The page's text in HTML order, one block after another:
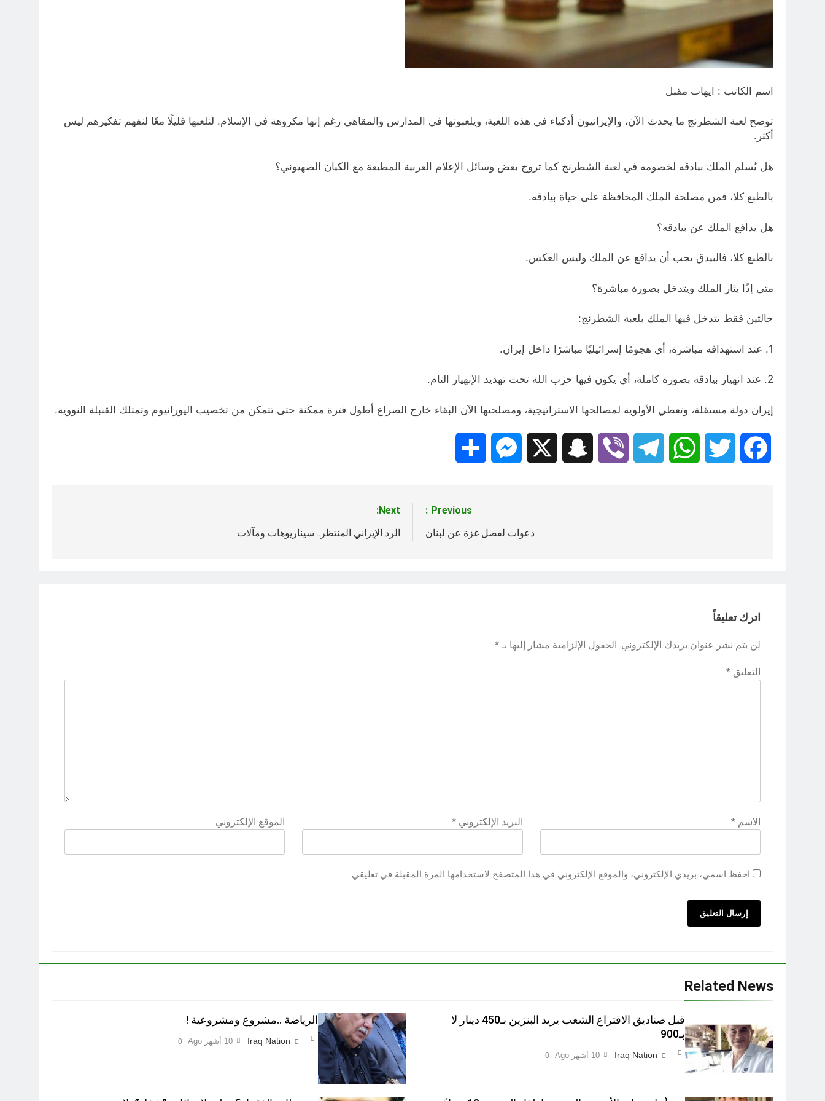
اسم الكاتب : ايهاب مقبل
توضح لعبة الشطرنج ما يحدث الآن، والإيرانيون أذكياء في هذه اللعبة، ويلعبونها في المدارس والمقاهي رغم إنها مكروهة في الإسلام. لنلعبها قليلًا معًا لنفهم تفكيرهم ليس
أكثر.
هل يُسلم الملك بيادقه لخصومه في لعبة الشطرنج كما تروج بعض وسائل الإعلام العربية المطبعة مع الكيان الصهيوني؟
بالطبع كلا، فمن مصلحة الملك المحافظة على حياة بيادقه.
هل يدافع الملك عن بيادقه؟
بالطبع كلا، فالبيدق يجب أن يدافع عن الملك وليس العكس.
متى إذًا يثار الملك ويتدخل بصورة مباشرة؟
حالتين فقط يتدخل فيها الملك بلعبة الشطرنج:
1. عند استهدافه مباشرة، أي هجومًا إسرائيليًا مباشرًا داخل إيران.
2. عند انهيار بيادقه بصورة كاملة، أي يكون فيها حزب الله تحت تهديد الإنهيار التام.
إيران دولة مستقلة، وتعطي الأولوية لمصالحها الاستراتيجية، ومصلحتها الآن البقاء خارج الصراع أطول فترة ممكنة حتى تتمكن من تخصيب اليورانيوم وتمتلك القنبلة النووية.
Facebook
Twitter
WhatsApp
Telegram
Viber
Snapchat
Messenger
Previous:
دعوات لفصل غزة عن لبنان
Next:
الرد الإيراني المنتظر.. سيناريوهات ومآلات
اترك تعليقاً
لن يتم نشر عنوان بريدك الإلكتروني. الحقول الإلزامية مشار إليها بـ *
التعليق *
الاسم * البريد الإلكتروني* الموقع الإلكتروني
احفظ اسمي، بريدي الإلكتروني، والموقع الإلكتروني في هذا المتصفح لاستخدامها المرة المقبلة في تعليقي.
Related News
قبل صناديق الاقتراع الشعب يريد البنزين بـ450 دينار لا
بـ900
Iraq Nation 10 أشهر Ago 0
الرياضة ..مشروع ومشروعية !
Iraq Nation 10 أشهر Ago 0